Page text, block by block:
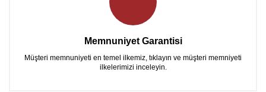
Memnuniyet Garantisi
Müşteri memnuniyeti en temel ilkemiz, tıklayın ve müşteri memniyeti
ilkelerimizi inceleyin.